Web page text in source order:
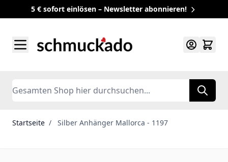
5 € sofort einlösen – Newsletter abonnieren!
Search
Startseite / Silber Anhänger Mallorca - 1197